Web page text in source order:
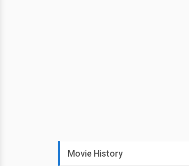
Movie History